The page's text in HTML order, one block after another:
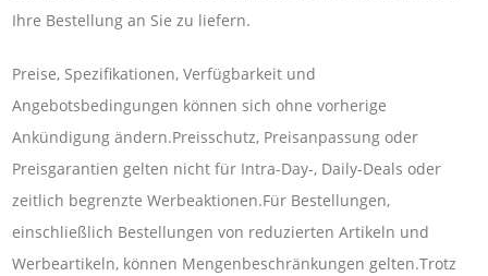
Ihre Bestellung an Sie zu liefern.
Preise, Spezifikationen, Verfügbarkeit und
Angebotsbedingungen können sich ohne vorherige
Ankündigung ändern.Preisschutz, Preisanpassung oder
Preisgarantien gelten nicht für Intra-Day-, Daily-Deals oder
zeitlich begrenzte Werbeaktionen.Für Bestellungen,
einschließlich Bestellungen von reduzierten Artikeln und
Werbeartikeln, können Mengenbeschränkungen gelten.Trotz